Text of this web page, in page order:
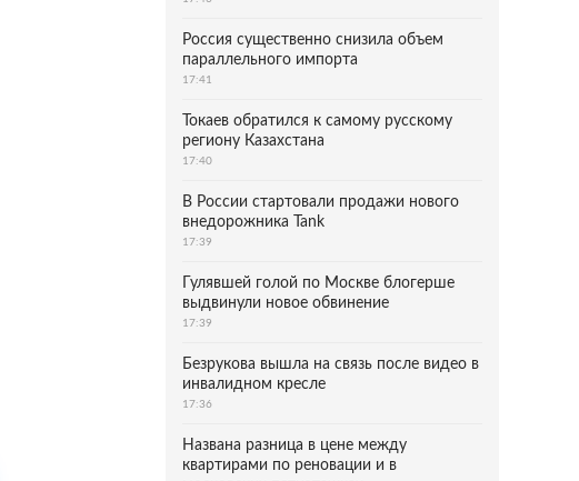
Россия существенно снизила объем
параллельного импорта
17:41
Токаев обратился к самому русскому
региону Казахстана
17:40
В России стартовали продажи нового
внедорожника Tank
17:39
Гулявшей голой по Москве блогерше
выдвинули новое обвинение
17:39
Безрукова вышла на связь после видео в
инвалидном кресле
17:36
Названа разница в цене между
квартирами по реновации и в